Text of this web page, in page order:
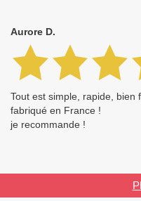
Aurore D.
Tout est simple, rapide, bien
fabriqué en France !
je recommande !